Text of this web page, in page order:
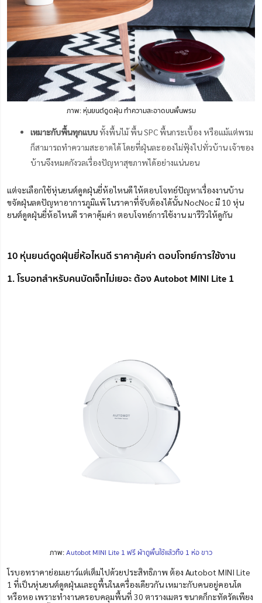
ภาพ: หุ่นยนต์ดูดฝุ่น ทำความสะอาดบนพื้นพรม
เหมาะกับพื้นทุกแบบ ทั้งพื้นไม้ พื้น SPC พื้นกระเบื้อง หรือแม้แต่พรม
ก็สามารถทำความสะอาดได้ โดยที่ฝุ่นละอองไม่ฟุ้งไปทั่วบ้าน เจ้าของ
บ้านจึงหมดกังวลเรื่องปัญหาสุขภาพได้อย่างแน่นอน
แต่จะเลือกใช้หุ่นยนต์ดูดฝุ่นยี่ห้อไหนดี ให้ตอบโจทย์ปัญหาเรื่องงานบ้าน
ขจัดฝุ่นลดปัญหาอาการภูมิแพ้ ในราคาที่จับต้องได้นั้น NocNoc มี 10 หุ่น
ยนต์ดูดฝุ่นยี่ห้อไหนดี ราคาคุ้มค่า ตอบโจทย์การใช้งานมารีวิวให้ดูกัน
10 หุ่นยนต์ดูดฝุ่นยี่ห้อไหนดี ราคาคุ้มค่า ตอบโจทย์การใช้งาน
1. โรบอทสำหรับคนบัดเจ็ทไม่เยอะ ต้อง Autobot MINI Lite 1
ภาพ:Autobot MINI Lite 1 ฟรี ผ้าถูพื้นใช้แล้วทิ้ง 1 ห่อ ขาว
โรบอทราคาย่อมเยาว์แต่เต็มไปด้วยประสิทธิภาพ ต้อง Autobot MINI Lite
1 ที่เป็นหุ่นยนต์ดูดฝุ่นและถูพื้นในเครื่องเดียวกัน เหมาะกับคนอยู่คอนโด
หรือหอ เพราะทำงานครอบคลุมพื้นที่ 30 ตารางเมตร ขนาดก็กะทัดรัดเพียง